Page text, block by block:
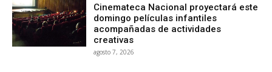
Cinemateca Nacional proyectará este
domingo películas infantiles
acompañadas de actividades
creativas
agosto 7, 2026